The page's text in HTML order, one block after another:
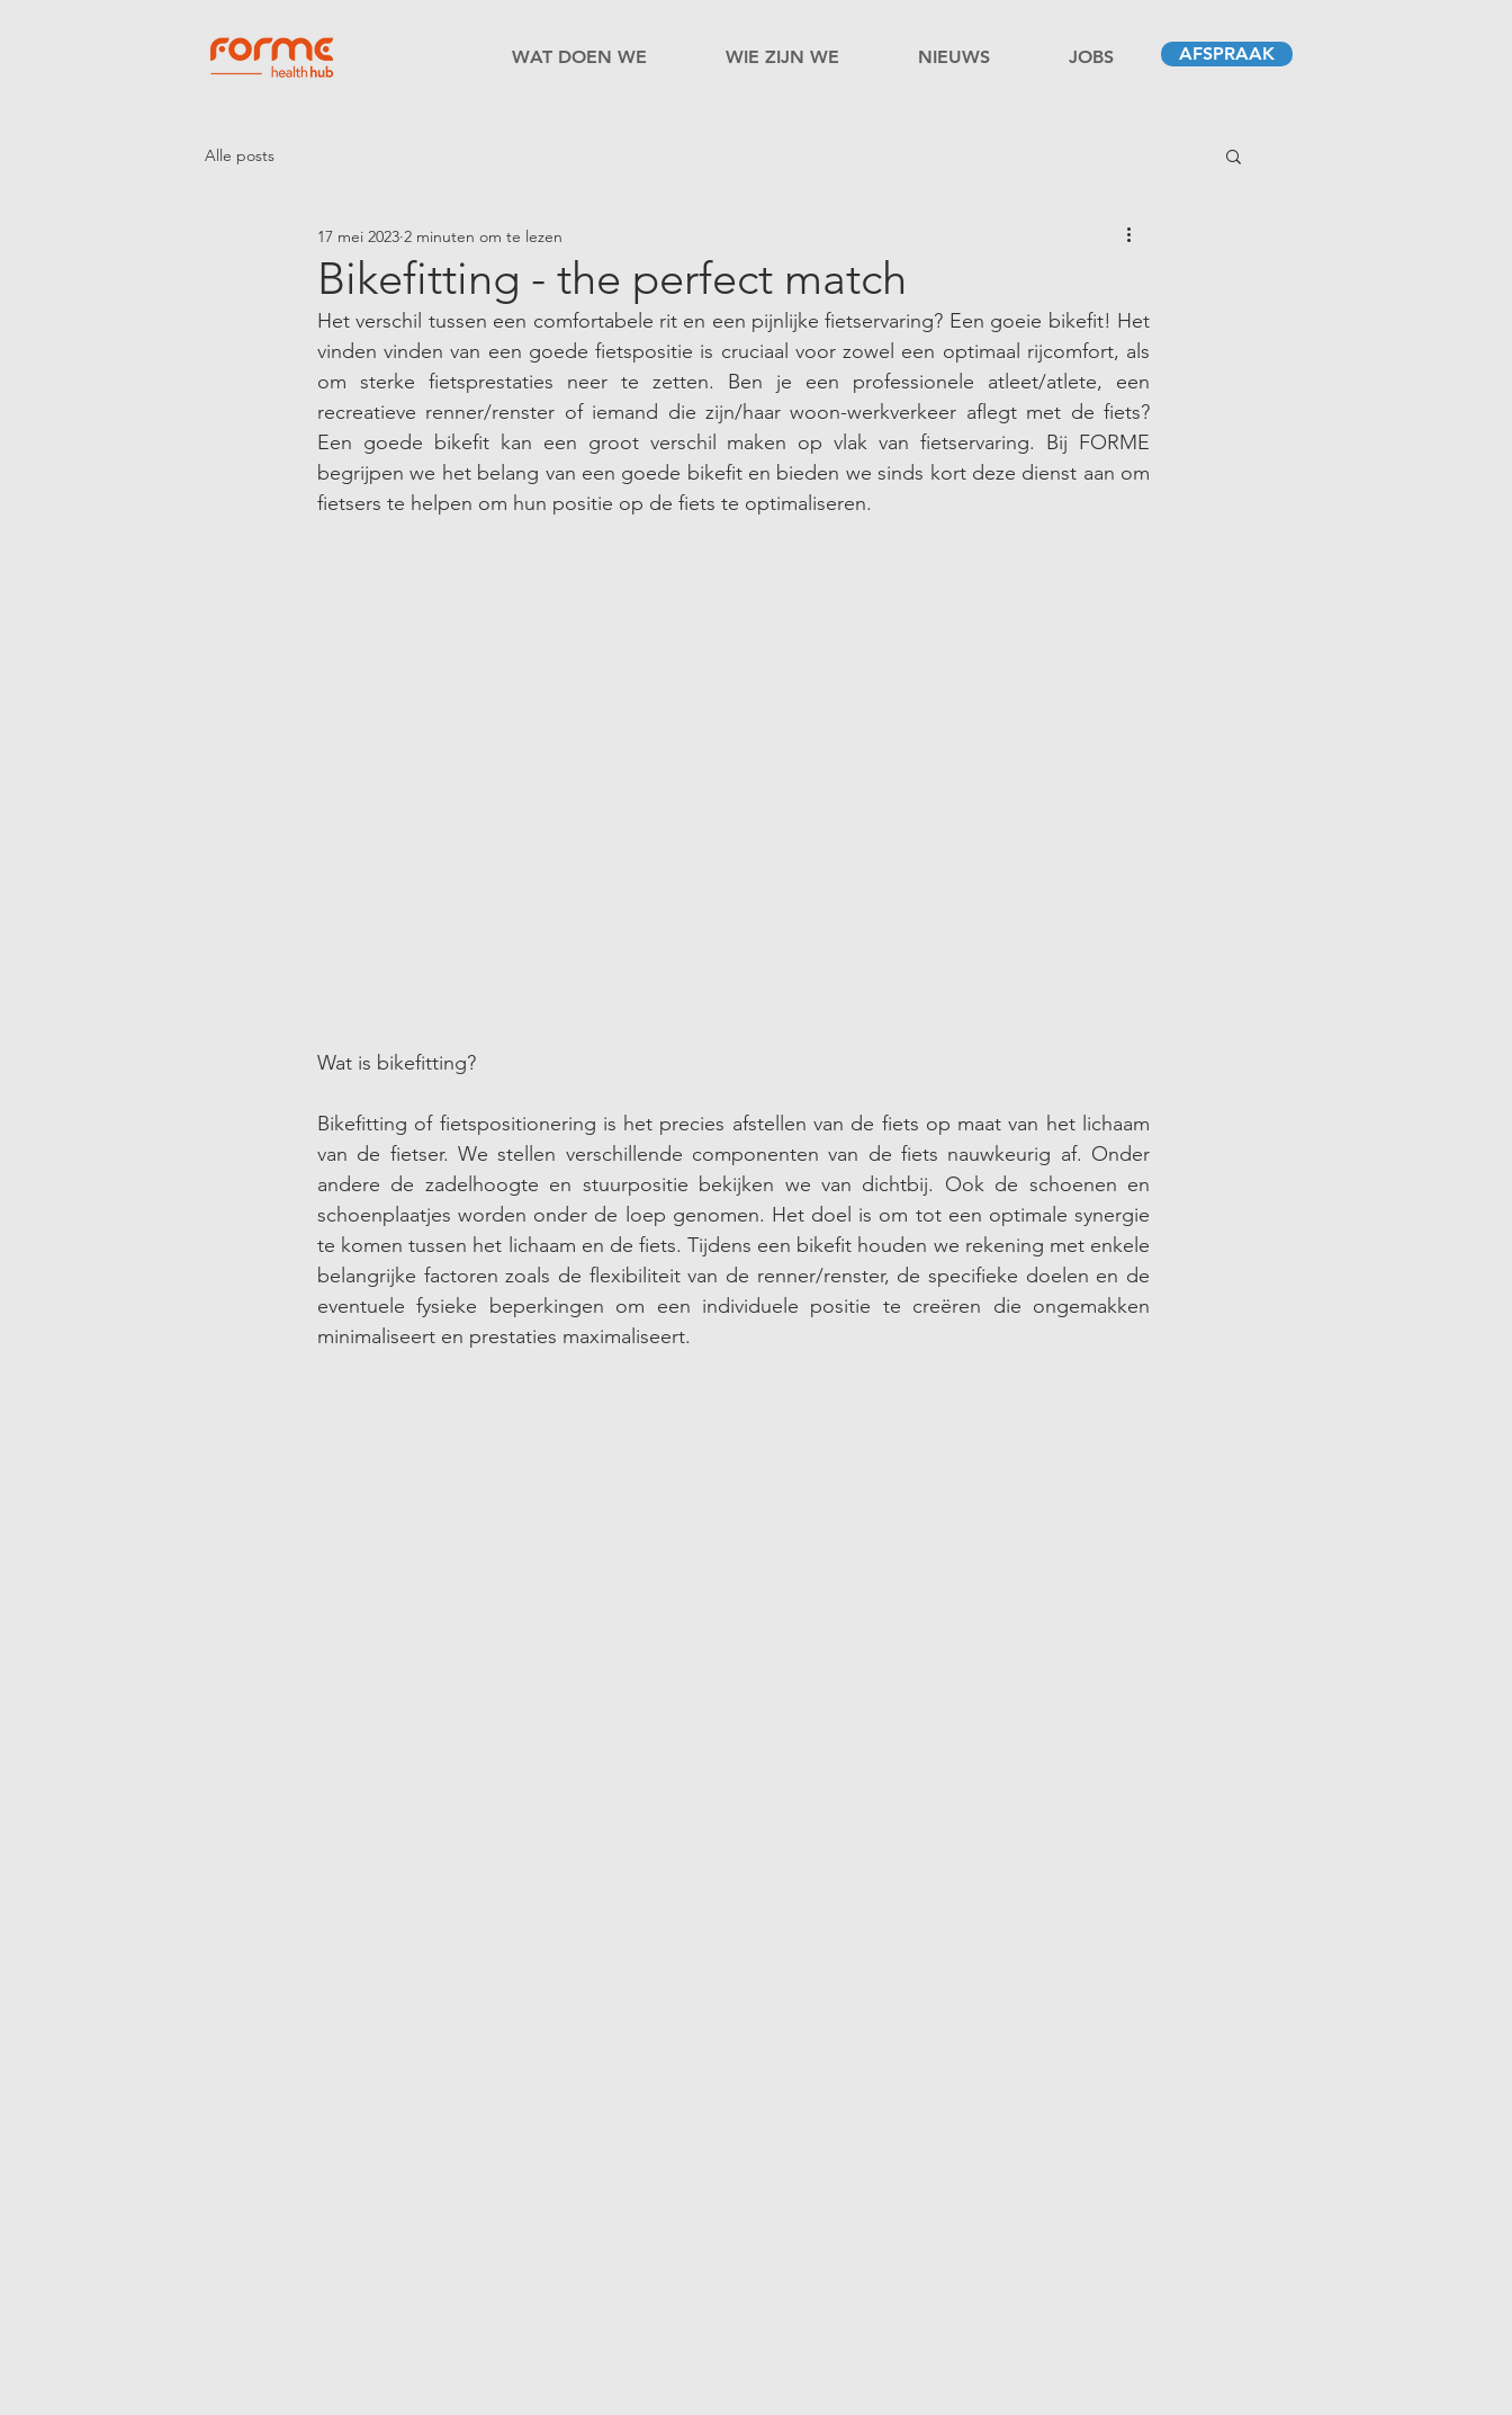
WAT DOEN WE WIE ZIJN WE NIEUWS JOBS AFSPRAAK
Alle posts
Bikefitting - the perfect match
17 mei 2023 2 minuten om te lezen
Het verschil tussen een comfortabele rit en een pijnlijke fietservaring? Een goeie bikefit! Het
vinden vinden van een goede fietspositie is cruciaal voor zowel een optimaal rijcomfort, als
om sterke fietsprestaties neer te zetten. Ben je een professionele atleet/atlete, een
recreatieve renner/renster of iemand die zijn/haar woon-werkverkeer aflegt met de fiets?
Een goede bikefit kan een groot verschil maken op vlak van fietservaring. Bij FORME
begrijpen we het belang van een goede bikefit en bieden we sinds kort deze dienst aan om
fietsers te helpen om hun positie op de fiets te optimaliseren.
Wat is bikefitting?
Bikefitting of fietspositionering is het precies afstellen van de fiets op maat van het lichaam
van de fietser. We stellen verschillende componenten van de fiets nauwkeurig af. Onder
andere de zadelhoogte en stuurpositie bekijken we van dichtbij. Ook de schoenen en
schoenplaatjes worden onder de loep genomen. Het doel is om tot een optimale synergie
te komen tussen het lichaam en de fiets. Tijdens een bikefit houden we rekening met enkele
belangrijke factoren zoals de flexibiliteit van de renner/renster, de specifieke doelen en de
eventuele fysieke beperkingen om een individuele positie te creëren die ongemakken
minimaliseert en prestaties maximaliseert.